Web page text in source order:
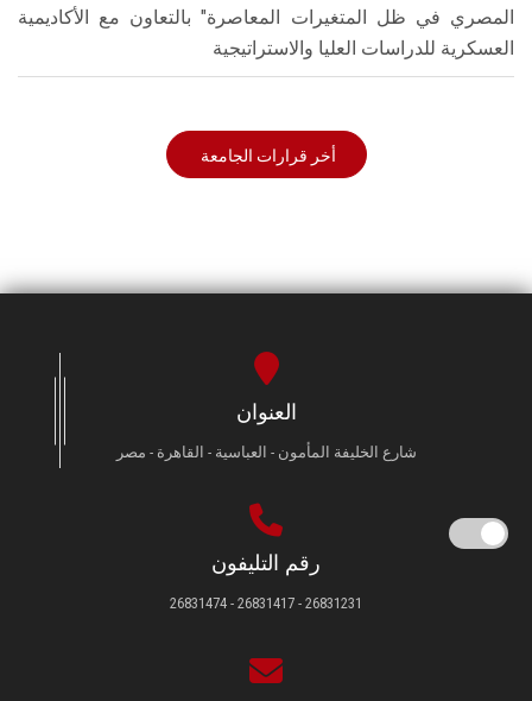
المصري في ظل المتغيرات المعاصرة" بالتعاون مع الأكاديمية
العسكرية للدراسات العليا والاستراتيجية
أخر قرارات الجامعة
العنوان
شارع الخليفة المأمون - العباسية - القاهرة - مصر
رقم التليفون
26831231 - 26831417 - 26831474